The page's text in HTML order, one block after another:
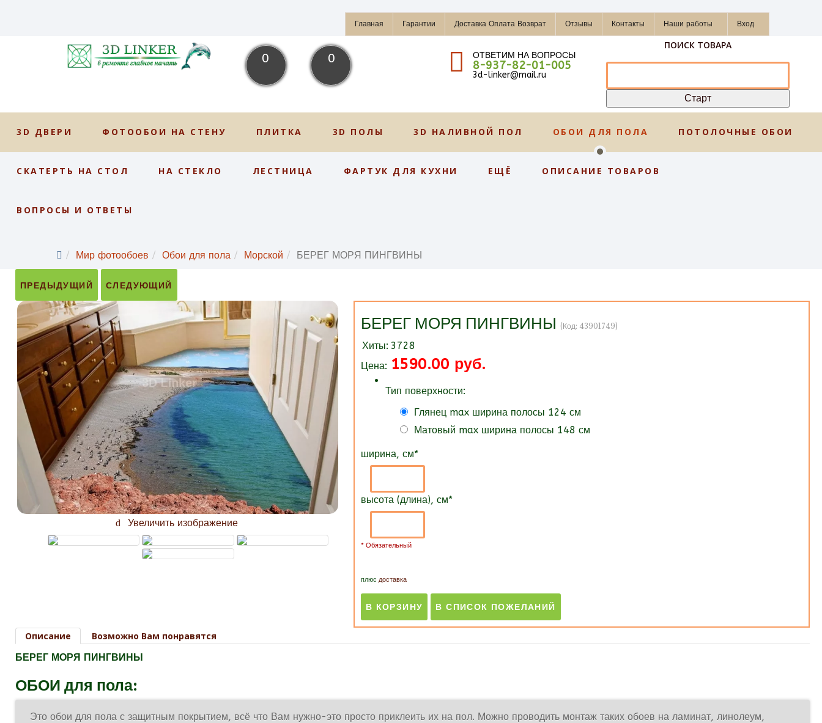
Главная Гарантии Доставка Оплата Возврат Отзывы Контакты Наши работы Вход
0 0 ОТВЕТИМ НА ВОПРОСЫ
8-937-82-01-005
3d-linker@mail.ru
ПОИСК ТОВАРА
3D ДВЕРИ ФОТООБОИ НА СТЕНУ ПЛИТКА 3D ПОЛЫ 3D НАЛИВНОЙ ПОЛ ОБОИ ДЛЯ ПОЛА ПОТОЛОЧНЫЕ ОБОИ
СКАТЕРТЬ НА СТОЛ НА СТЕКЛО ЛЕСТНИЦА ФАРТУК ДЛЯ КУХНИ ЕЩЁ ОПИСАНИЕ ТОВАРОВ
ВОПРОСЫ И ОТВЕТЫ
Мир фотообоев Обои для пола Морской БЕРЕГ МОРЯ ПИНГВИНЫ
ПРЕДЫДУЩИЙ СЛЕДУЮЩИЙ
Увеличить изображение
БЕРЕГ МОРЯ ПИНГВИНЫ (Код: 43901749)
Хиты: 3728
Цена: 1590.00 руб.
Тип поверхности:
Глянец max ширина полосы 124 см
Матовый max ширина полосы 148 см
ширина, см*
высота (длина), см*
* Обязательный
плюс доставка
Описание
Возможно Вам понравятся
БЕРЕГ МОРЯ ПИНГВИНЫ
ОБОИ для пола:
Это обои для пола с защитным покрытием, всё что Вам нужно-это просто приклеить их на пол. Можно проводить монтаж таких обоев на ламинат, линолеум,